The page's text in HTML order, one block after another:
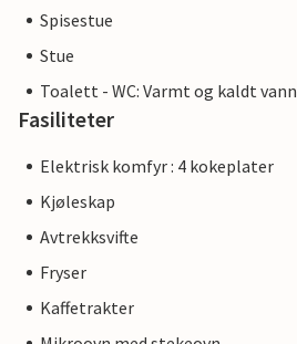
Spisestue
Stue
Toalett - WC: Varmt og kaldt vann
Fasiliteter
Elektrisk komfyr : 4 kokeplater
Kjøleskap
Avtrekksvifte
Fryser
Kaffetrakter